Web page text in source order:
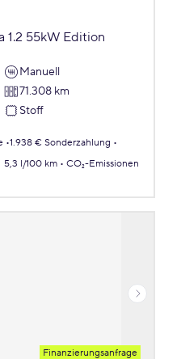
1.2 55kW Edition
Manuell
71.308 km
Stoff
1.938 € Sonderzahlung
5,3 l/100 km
CO₂-Emissionen
Finanzierungsanfrage